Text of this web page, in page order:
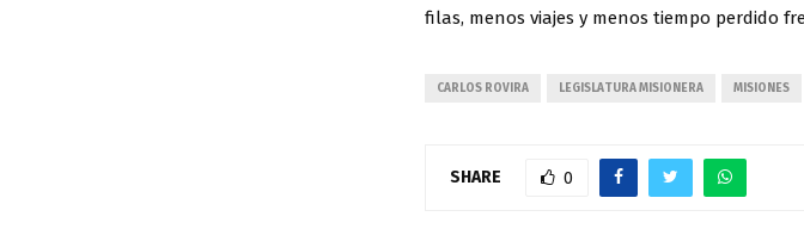
filas, menos viajes y menos tiempo perdido
CARLOS ROVIRA LEGISLATURA MISIONERA MISIONES
SHARE 0